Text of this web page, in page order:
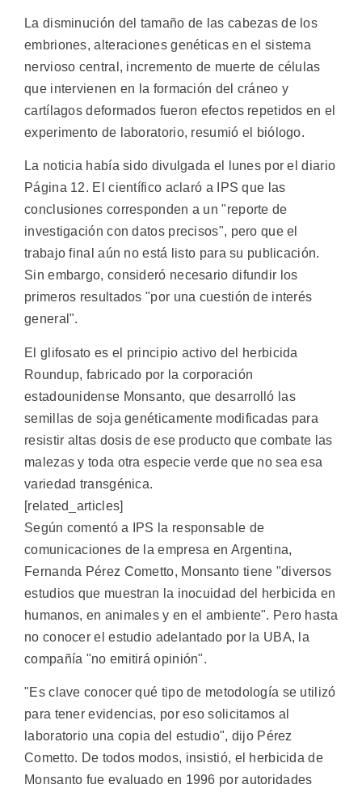
La disminución del tamaño de las cabezas de los
embriones, alteraciones genéticas en el sistema
nervioso central, incremento de muerte de células
que intervienen en la formación del cráneo y
cartílagos deformados fueron efectos repetidos en el
experimento de laboratorio, resumió el biólogo.
La noticia había sido divulgada el lunes por el diario
Página 12. El científico aclaró a IPS que las
conclusiones corresponden a un "reporte de
investigación con datos precisos", pero que el
trabajo final aún no está listo para su publicación.
Sin embargo, consideró necesario difundir los
primeros resultados "por una cuestión de interés
general".
El glifosato es el principio activo del herbicida
Roundup, fabricado por la corporación
estadounidense Monsanto, que desarrolló las
semillas de soja genéticamente modificadas para
resistir altas dosis de ese producto que combate las
malezas y toda otra especie verde que no sea esa
variedad transgénica.
[related_articles]
Según comentó a IPS la responsable de
comunicaciones de la empresa en Argentina,
Fernanda Pérez Cometto, Monsanto tiene "diversos
estudios que muestran la inocuidad del herbicida en
humanos, en animales y en el ambiente". Pero hasta
no conocer el estudio adelantado por la UBA, la
compañía "no emitirá opinión".
"Es clave conocer qué tipo de metodología se utilizó
para tener evidencias, por eso solicitamos al
laboratorio una copia del estudio", dijo Pérez
Cometto. De todos modos, insistió, el herbicida de
Monsanto fue evaluado en 1996 por autoridades